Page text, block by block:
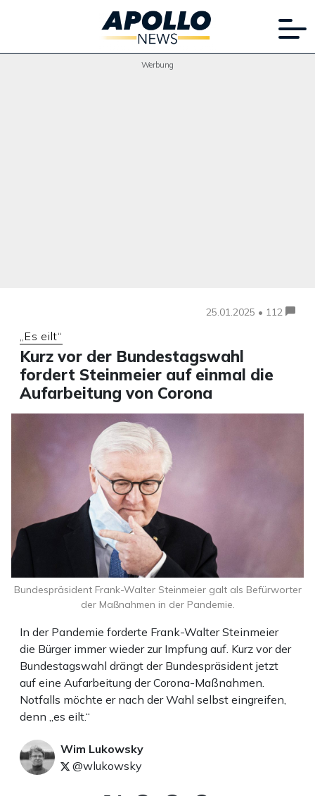
Werbung
25.01.2025 • 112
„Es eilt“
Kurz vor der Bundestagswahl
fordert Steinmeier auf einmal die
Aufarbeitung von Corona
In der Pandemie forderte Frank-Walter Steinmeier
die Bürger immer wieder zur Impfung auf. Kurz vor der
Bundestagswahl drängt der Bundespräsident jetzt
auf eine Aufarbeitung der Corona-Maßnahmen.
Notfalls möchte er nach der Wahl selbst eingreifen,
denn „es eilt.“
Wim Lukowsky
@wlukowsky
Bundespräsident Frank-Walter Steinmeier galt als Befürworter
der Maßnahmen in der Pandemie.